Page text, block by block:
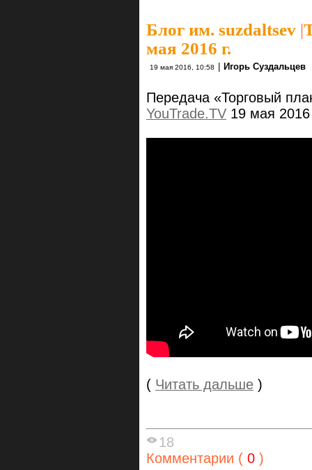
Блог им. suzdaltsev |
мая 2016 г.
19 мая 2016, 10:58 Игорь Суздальцев
Передача «Торговый
YouTrade.TV 19 мая 2016
( Читать дальше )
18
Комментарии ( 0 )